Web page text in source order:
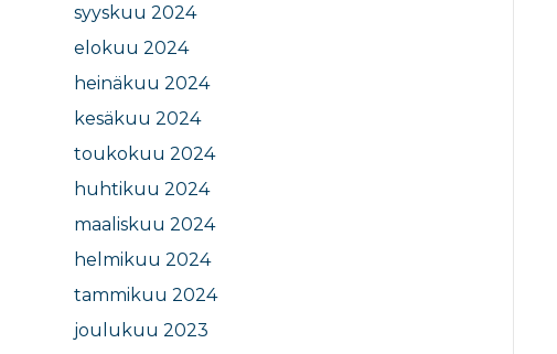
syyskuu 2024
elokuu 2024
heinäkuu 2024
kesäkuu 2024
toukokuu 2024
huhtikuu 2024
maaliskuu 2024
helmikuu 2024
tammikuu 2024
joulukuu 2023